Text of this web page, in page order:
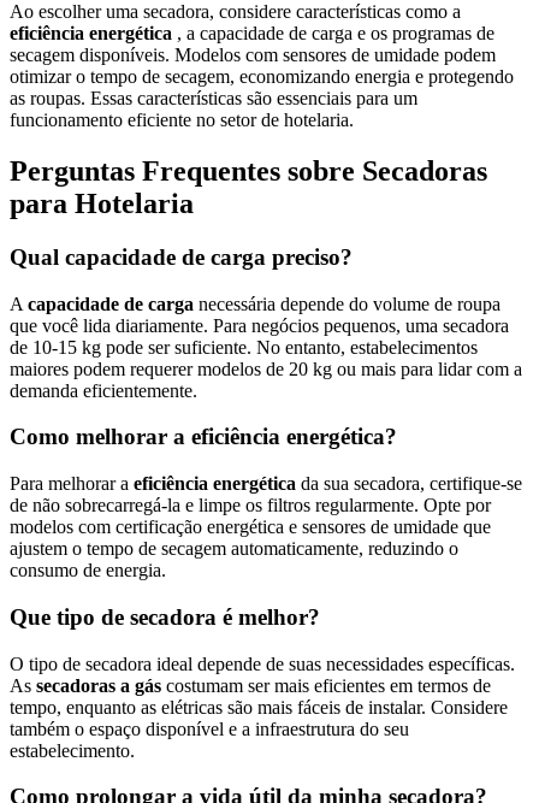
Ao escolher uma secadora, considere características como a
eficiência energética , a capacidade de carga e os programas de
secagem disponíveis. Modelos com sensores de umidade podem
otimizar o tempo de secagem, economizando energia e protegendo
as roupas. Essas características são essenciais para um
funcionamento eficiente no setor de hotelaria.
Perguntas Frequentes sobre Secadoras
para Hotelaria
Qual capacidade de carga preciso?
A capacidade de carga necessária depende do volume de roupa
que você lida diariamente. Para negócios pequenos, uma secadora
de 10-15 kg pode ser suficiente. No entanto, estabelecimentos
maiores podem requerer modelos de 20 kg ou mais para lidar com a
demanda eficientemente.
Como melhorar a eficiência energética?
Para melhorar a eficiência energética da sua secadora, certifique-se
de não sobrecarregá-la e limpe os filtros regularmente. Opte por
modelos com certificação energética e sensores de umidade que
ajustem o tempo de secagem automaticamente, reduzindo o
consumo de energia.
Que tipo de secadora é melhor?
O tipo de secadora ideal depende de suas necessidades específicas.
As secadoras a gás costumam ser mais eficientes em termos de
tempo, enquanto as elétricas são mais fáceis de instalar. Considere
também o espaço disponível e a infraestrutura do seu
estabelecimento.
Como prolongar a vida útil da minha secadora?